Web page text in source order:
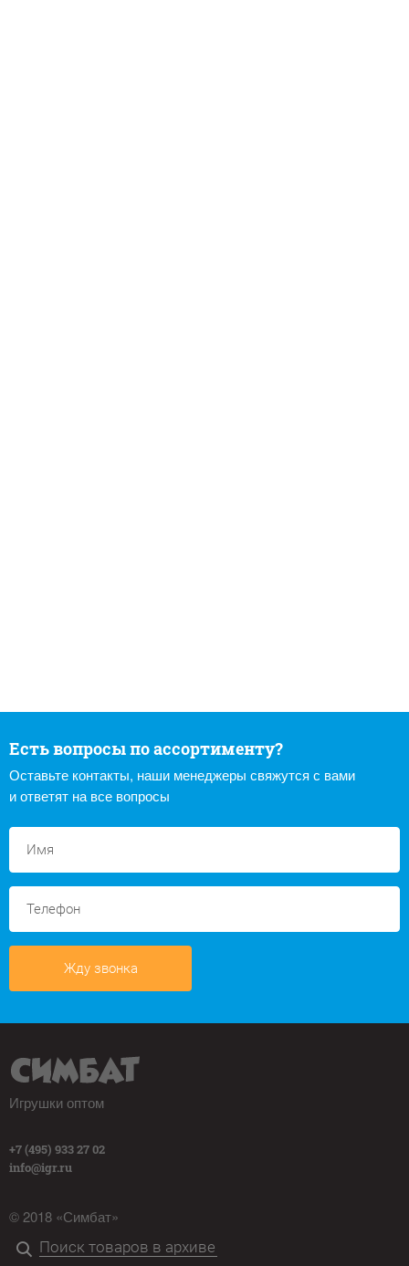
Есть вопросы по ассортименту?
Оставьте контакты, наши менеджеры свяжутся с вами
и ответят на все вопросы
Жду звонка
Игрушки оптом
+7 (495) 933 27 02
info@igr.ru
© 2018 «Симбат»